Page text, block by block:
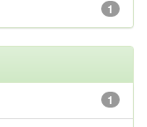
1
1